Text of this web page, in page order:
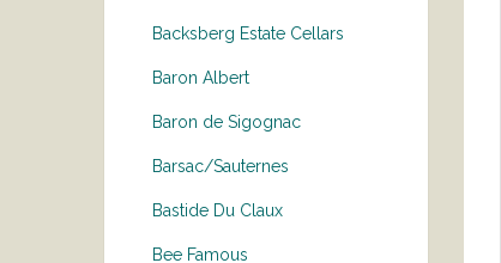
Backsberg Estate Cellars
Baron Albert
Baron de Sigognac
Barsac/Sauternes
Bastide Du Claux
Bee Famous